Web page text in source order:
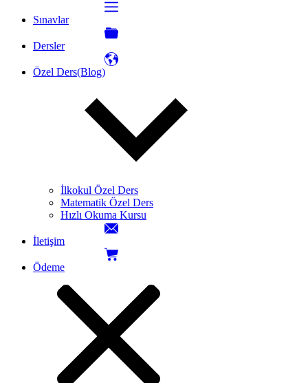
Sınavlar
Dersler
Özel Ders(Blog)
İlkokul Özel Ders
Matematik Özel Ders
Hızlı Okuma Kursu
İletişim
Ödeme